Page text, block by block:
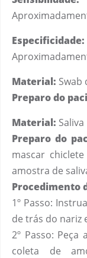
Especificidade:
Material: Swab
Preparo do
Material: Saliva
Preparo do
mascar
amostra de
Procedimento
1º Passo:
de trás do nariz
2º Passo:
coleta de